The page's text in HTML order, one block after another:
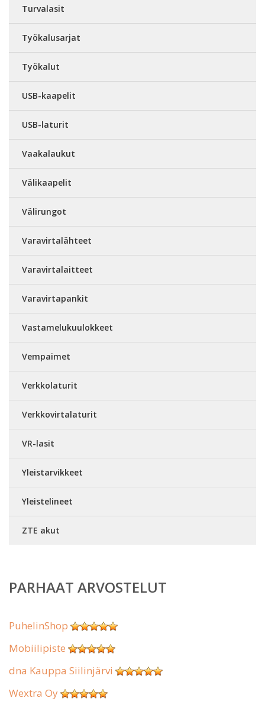
Turvalasit
Työkalusarjat
Työkalut
USB-kaapelit
USB-laturit
Vaakalaukut
Välikaapelit
Välirungot
Varavirtalähteet
Varavirtalaitteet
Varavirtapankit
Vastamelukuulokkeet
Vempaimet
Verkkolaturit
Verkkovirtalaturit
VR-lasit
Yleistarvikkeet
Yleistelineet
ZTE akut
PARHAAT ARVOSTELUT
PuhelinShop
Mobiilipiste
dna Kauppa Siilinjärvi
Wextra Oy